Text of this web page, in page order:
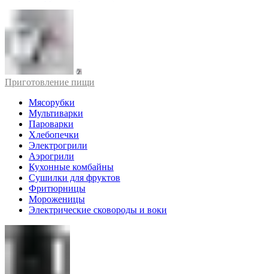
Приготовление пищи
Мясорубки
Мультиварки
Пароварки
Хлебопечки
Электрогрили
Аэрогрили
Кухонные комбайны
Сушилки для фруктов
Фритюрницы
Мороженицы
Электрические сковороды и воки